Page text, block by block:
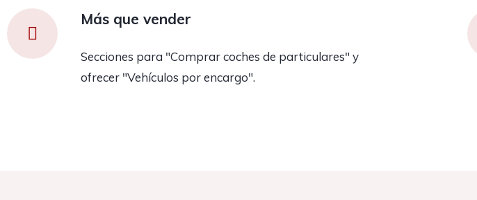
Más que vender
Secciones para "Comprar coches de particulares" y
ofrecer "Vehículos por encargo".